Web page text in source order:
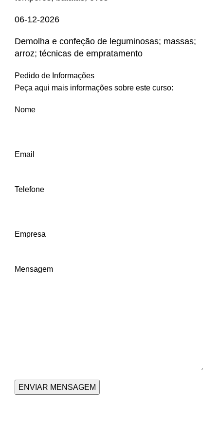
06-12-2026
Demolha e confeção de leguminosas; massas;
arroz; técnicas de empratamento
Pedido de Informações
Peça aqui mais informações sobre este curso:
Nome
Email
Telefone
Empresa
Mensagem